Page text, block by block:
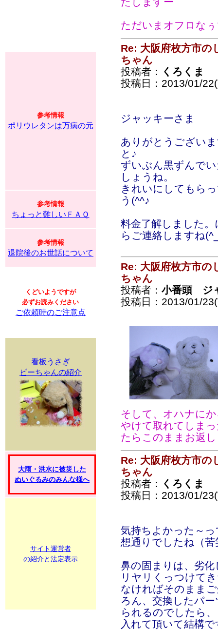
参考情報
ポリウレタンは万病の元
参考情報
ちょっと難しいＦＡＱ
参考情報
退院後のお世話について
くどいようですが
必ずお読みください
ご依頼時のご注意点
看板うさぎ
ビーちゃんの紹介
大雨・洪水に被災した
ぬいぐるみのみんな様へ
サイト運営者
の紹介と法定表示
ただいまオフロな
Re: 大阪府枚方市の
ちゃん
投稿者：
くろくま
投稿日：2013/01/
ジャッキーさま
ありがとうござい
と♪
ずいぶん黒ずんで
しょうね。
きれいにしてもら
う(^^♪
料金了解しました
らご連絡しますね
Re: 大阪府枚方市の
ちゃん
投稿者： 小番頭 ジ
投稿日：2013/01/
そして、オハナに
やけて取れてしま
たらこのままお返
Re: 大阪府枚方市の
ちゃん
投稿者：
くろくま
投稿日：2013/01/
気持ちよかった～
想通りでしたね（苦
鼻の固まりは、劣
リヤリくっつけて
なければそのまま
ろん、交換したパ
られるのでしたら
入れて頂いて結構